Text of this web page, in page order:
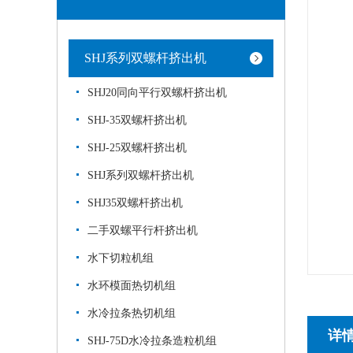
SHJ系列双螺杆挤出机
SHJ20同向平行双螺杆挤出机
SHJ-35双螺杆挤出机
SHJ-25双螺杆挤出机
SHJ系列双螺杆挤出机
SHJ35双螺杆挤出机
二手双螺平行杆挤出机
水下切粒机组
水环模面热切机组
水冷拉条热切机组
SHJ-75D水冷拉条造粒机组 详